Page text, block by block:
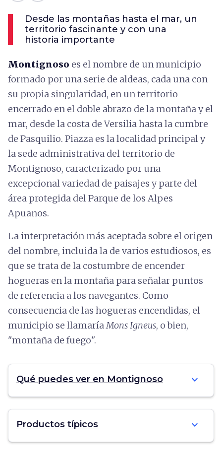
Desde las montañas hasta el mar, un
territorio fascinante y con una
historia importante
Montignoso es el nombre de un municipio
formado por una serie de aldeas, cada una con
su propia singularidad, en un territorio
encerrado en el doble abrazo de la montaña y el
mar, desde la costa de Versilia hasta la cumbre
de Pasquilio. Piazza es la localidad principal y
la sede administrativa del territorio de
Montignoso, caracterizado por una
excepcional variedad de paisajes y parte del
área protegida del Parque de los Alpes
Apuanos.
La interpretación más aceptada sobre el origen
del nombre, incluida la de varios estudiosos, es
que se trata de la costumbre de encender
hogueras en la montaña para señalar puntos
de referencia a los navegantes. Como
consecuencia de las hogueras encendidas, el
municipio se llamaríaMons Igneus, o bien,
"montaña de fuego".
Qué puedes ver en Montignoso expand_more
Productos típicos expand_more